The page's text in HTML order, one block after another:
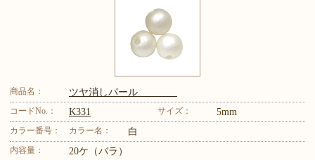
商品名： ツヤ消しパール
コードNo.： K331 サイズ： 5mm
カラー番号： カラー名： 白
内容量： 20ケ（バラ）